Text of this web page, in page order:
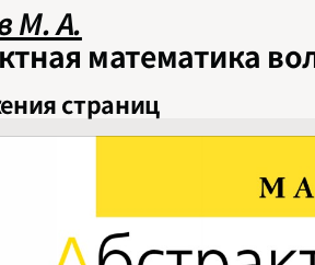
М. А.
математика
страниц